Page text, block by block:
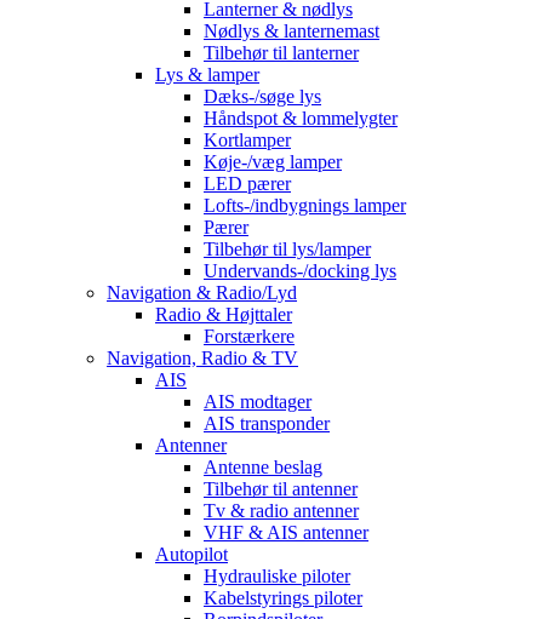
Lanterner & nødlys
Nødlys & lanternemast
Tilbehør til lanterner
Lys & lamper
Dæks-/søge lys
Håndspot & lommelygter
Kortlamper
Køje-/væg lamper
LED pærer
Lofts-/indbygnings lamper
Pærer
Tilbehør til lys/lamper
Undervands-/docking lys
Navigation & Radio/Lyd
Radio & Højttaler
Forstærkere
Navigation, Radio & TV
AIS
AIS modtager
AIS transponder
Antenner
Antenne beslag
Tilbehør til antenner
Tv & radio antenner
VHF & AIS antenner
Autopilot
Hydrauliske piloter
Kabelstyrings piloter